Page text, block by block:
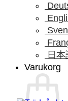
日本
Varukorg